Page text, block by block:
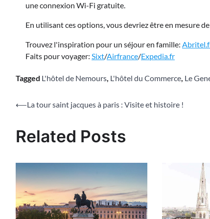
une connexion Wi-Fi gratuite.
En utilisant ces options, vous devriez être en mesure
Trouvez l'inspiration pour un séjour en famille:
Faits pour voyager: Sixt/Airfrance/Expedia.fr
Tagged L'hôtel de Nemours L'hôtel du Commerce Le
Navigation
l’article
⟵La tour saint jacques à paris : Visite et histoire !
Related Posts